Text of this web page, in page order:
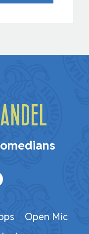
Open Mic